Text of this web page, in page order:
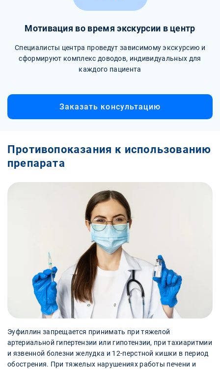
Мотивация во время экскурсии в центр
Специалисты центра проведут зависимому экскурсию и
сформируют комплекс доводов, индивидуальных для
каждого пациента
Заказать консультацию
Противопоказания к использованию
препарата
Эуфиллин запрещается принимать при тяжелой
артериальной гипертензии или гипотензии, при тахиаритмии
и язвенной болезни желудка и 12-перстной кишки в период
обострения. При тяжелых нарушениях работы печени и